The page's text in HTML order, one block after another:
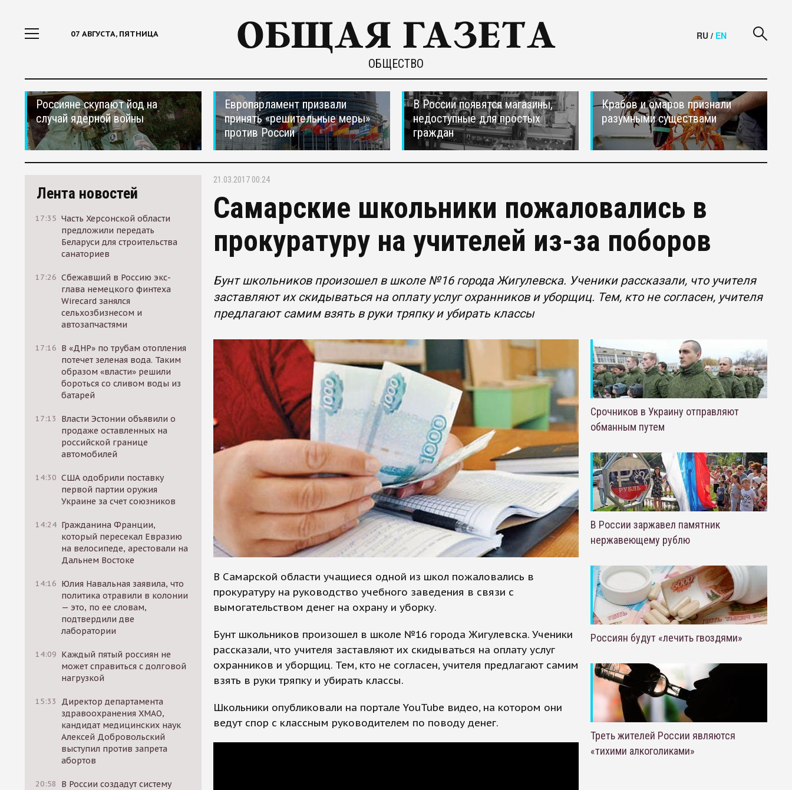
07 АВГУСТА, ПЯТНИЦА
ОБЩЕСТВО
RU / EN
Россияне скупают йод на
случай ядерной войны
Европарламент призвали
принять «решительные меры»
против России
В России появятся магазины,
недоступные для простых
граждан
Крабов и омаров признали
разумными существами
Лента новостей
17:35 Часть Херсонской области
предложили передать
Беларуси для строительства
санаториев
17:26 Сбежавший в Россию экс-
глава немецкого финтеха
Wirecard занялся
сельхозбизнесом и
автозапчастями
17:16 В «ДНР» по трубам отопления
потечет зеленая вода. Таким
образом «власти» решили
бороться со сливом воды из
батарей
17:13
Власти Эстонии объявили о
продаже оставленных на
российской границе
автомобилей
14:30 США одобрили поставку
первой партии оружия
Украине за счет союзников
14:24 Гражданина Франции,
который пересекал Евразию
на велосипеде, арестовали на
Дальнем Востоке
14:16 Юлия Навальная заявила, что
политика отравили в колонии
— это, по ее словам,
подтвердили две
лаборатории
14:09 Каждый пятый россиян не
может справиться с долговой
нагрузкой
15:33
Директор департамента
здравоохранения ХМАО,
кандидат медицинских наук
Алексей Добровольский
выступил против запрета
абортов
20:58
В России создадут систему
21.03.2017 00:24
Самарские школьники пожаловались в
прокуратуру на учителей из-за поборов
Бунт школьников произошел в школе №16 города Жигулевска. Ученики рассказали, что учителя
заставляют их скидываться на оплату услуг охранников и уборщиц. Тем, кто не согласен, учителя
предлагают самим взять в руки тряпку и убирать классы
В Самарской области учащиеся одной из школ пожаловались в
прокуратуру на руководство учебного заведения в связи с
вымогательством денег на охрану и уборку.
Бунт школьников произошел в школе №16 города Жигулевска. Ученики
рассказали, что учителя заставляют их скидываться на оплату услуг
охранников и уборщиц. Тем, кто не согласен, учителя предлагают самим
взять в руки тряпку и убирать классы.
Школьники опубликовали на портале YouTube видео, на котором они
ведут спор с классным руководителем по поводу денег.
Срочников в Украину отправляют
обманным путем
В России заржавел памятник
нержавеющему рублю
Россиян будут «лечить гвоздями»
Треть жителей России являются
«тихими алкоголиками»